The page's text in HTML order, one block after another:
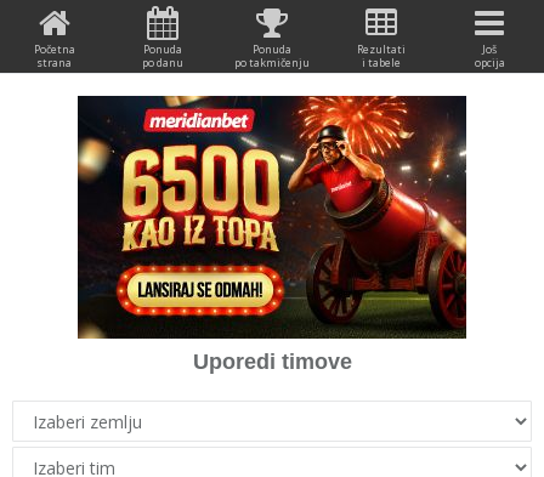
Početna
strana
Ponuda
po danu
Ponuda
po takmičenju
Rezultati
i tabele
Još
opcija
Uporedi timove